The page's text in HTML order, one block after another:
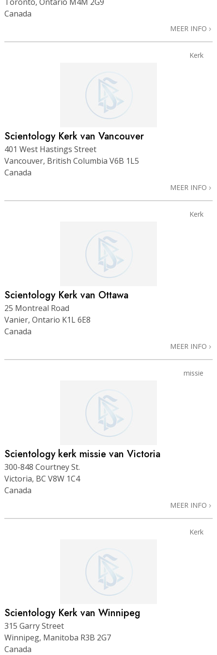
Canada
MEER INFO
Kerk
Scientology Kerk van Vancouver
401 West Hastings Street
Vancouver, British Columbia V6B 1L5
Canada
MEER INFO
Kerk
Scientology Kerk van Ottawa
25 Montreal Road
Vanier, Ontario K1L 6E8
Canada
MEER INFO
missie
Scientology kerk missie van Victoria
300-848 Courtney St.
Victoria, BC V8W 1C4
Canada
MEER INFO
Kerk
Scientology Kerk van Winnipeg
315 Garry Street
Winnipeg, Manitoba R3B 2G7
Canada